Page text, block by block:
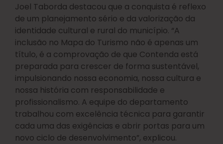
Joel Taborda destacou que a conquista é reflexo
de um planejamento sério e da valorização da
identidade cultural e rural do município. “A
inclusão no Mapa do Turismo não é apenas um
título, é a comprovação de que Contenda está
preparada para crescer de forma sustentável,
impulsionando nossa economia, nossa cultura e
nossa história com responsabilidade e
profissionalismo. A equipe do departamento
trabalhou com excelência técnica para garantir
cada uma das exigências e abrir portas para um
novo ciclo de desenvolvimento”, explicou.